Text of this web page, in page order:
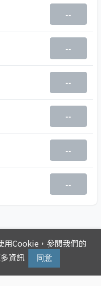
--
--
--
--
--
--
用Cookie，參閱我們的
資訊 同意